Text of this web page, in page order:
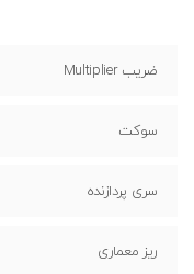
ضریب Multiplier
سوکت
سری پردازنده
ریز معماری